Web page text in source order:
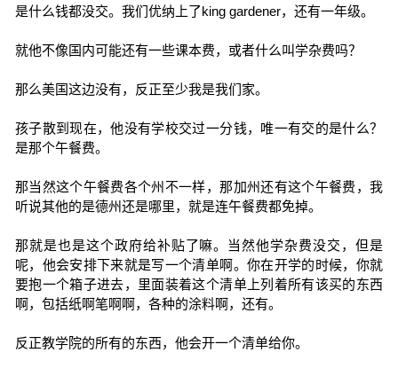
是什么钱都没交。我们优纳上了king gardener，还有一年级。
就他不像国内可能还有一些课本费，或者什么叫学杂费吗？
那么美国这边没有，反正至少我是我们家。
孩子散到现在，他没有学校交过一分钱，唯一有交的是什么？
是那个午餐费。
那当然这个午餐费各个州不一样，那加州还有这个午餐费，我
听说其他的是德州还是哪里，就是连午餐费都免掉。
那就是也是这个政府给补贴了嘛。当然他学杂费没交，但是
呢，他会安排下来就是写一个清单啊。你在开学的时候，你就
要抱一个箱子进去，里面装着这个清单上列着所有该买的东西
啊，包括纸啊笔啊啊，各种的涂料啊，还有。
反正教学院的所有的东西，他会开一个清单给你。